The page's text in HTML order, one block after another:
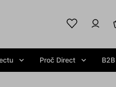
Proč Direct B2B